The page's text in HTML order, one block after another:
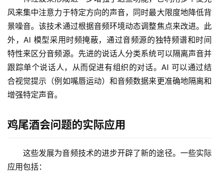
风来集中注意力于特定方向的声音，同时最大限度地降低背
景噪音。该技术通过根据音频环境动态调整焦点来改进。此
外，AI 模型采用时频掩蔽，通过音频源的独特频谱和时间
特性来区分音频源。先进的说话人分类系统可以隔离声音并
跟踪单个说话人，从而促进有组织的对话。AI 可以通过结
合视觉提示（例如嘴唇运动）和音频数据来更准确地隔离和
增强特定声音。
鸡尾酒会问题的实际应用
这些发展为音频技术的进步开辟了新的途径。一些实际
应用包括：